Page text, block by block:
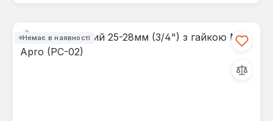
Немає в наявності